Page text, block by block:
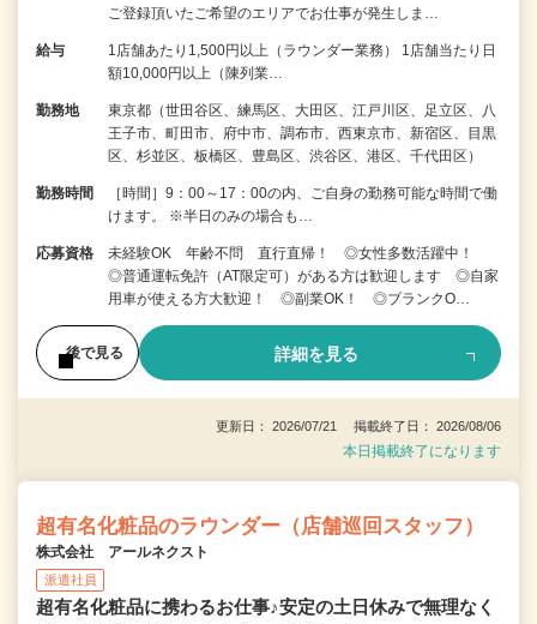
ご登録頂いたご希望のエリアでお仕事が発生しま…
給与
1店舗あたり1,500円以上（ラウンダー業務） 1店舗当たり日
額10,000円以上（陳列業…
勤務地
東京都（世田谷区、練馬区、大田区、江戸川区、足立区、八
王子市、町田市、府中市、調布市、西東京市、新宿区、目黒
区、杉並区、板橋区、豊島区、渋谷区、港区、千代田区）
勤務時間
［時間］9：00～17：00の内、ご自身の勤務可能な時間で働
けます。 ※半日のみの場合も…
応募資格
未経験OK 年齢不問 直行直帰！ ◎女性多数活躍中！
◎普通運転免許（AT限定可）がある方は歓迎します ◎自家
用車が使える方大歓迎！ ◎副業OK！ ◎ブランクO…
後で見る 詳細を見る
更新日： 2026/07/21 掲載終了日： 2026/08/06
本日掲載終了になります
超有名化粧品のラウンダー（店舗巡回スタッフ）
株式会社 アールネクスト
派遣社員
超有名化粧品に携わるお仕事♪安定の土日休みで無理なく